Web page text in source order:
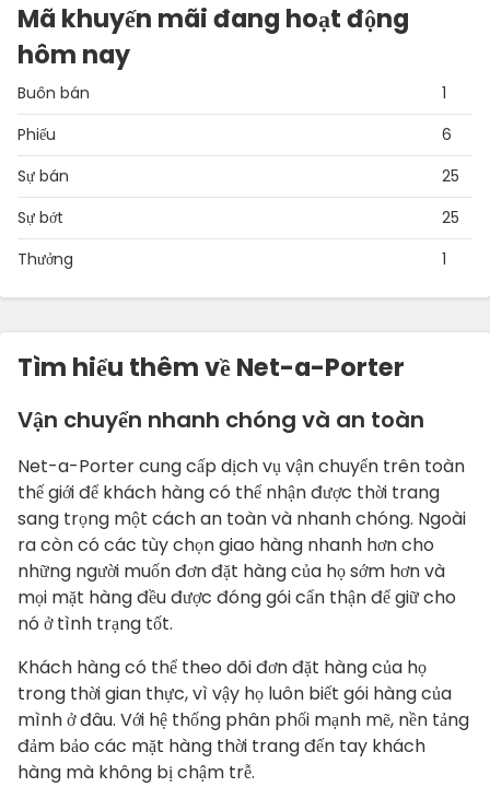
Mã khuyến mãi đang hoạt động
hôm nay
Buôn bán
1
Phiếu
6
Sự bán
25
Sự bớt
25
Thưởng
1
Tìm hiểu thêm về Net-a-Porter
Vận chuyển nhanh chóng và an toàn
Net-a-Porter cung cấp dịch vụ vận chuyển trên toàn
thế giới để khách hàng có thể nhận được thời trang
sang trọng một cách an toàn và nhanh chóng. Ngoài
ra còn có các tùy chọn giao hàng nhanh hơn cho
những người muốn đơn đặt hàng của họ sớm hơn và
mọi mặt hàng đều được đóng gói cẩn thận để giữ cho
nó ở tình trạng tốt.
Khách hàng có thể theo dõi đơn đặt hàng của họ
trong thời gian thực, vì vậy họ luôn biết gói hàng của
mình ở đâu. Với hệ thống phân phối mạnh mẽ, nền tảng
đảm bảo các mặt hàng thời trang đến tay khách
hàng mà không bị chậm trễ.